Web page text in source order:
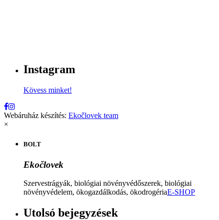
Instagram
Kövess minket!
Webáruház készítés: Ekočlovek team
×
BOLT
Ekočlovek
Szervestrágyák, biológiai növényvédőszerek, biológiai
növényvédelem, ökogazdálkodás, ökodrogériaE-SHOP
Utolsó bejegyzések